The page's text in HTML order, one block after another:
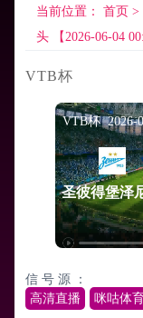
当前位置： 首页 >
头 【2026-06-04
VTB杯
VTB杯 2026-
圣彼得堡泽
信 号 源 ：
高清直播
咪咕体育